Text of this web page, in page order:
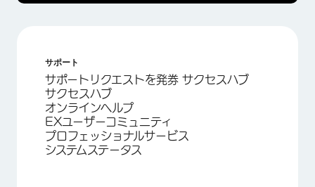
サポート
サポートリクエストを発券 サクセスハブ
サクセスハブ
オンラインヘルプ
EXユーザーコミュニティ
プロフェッショナルサービス
システムステータス